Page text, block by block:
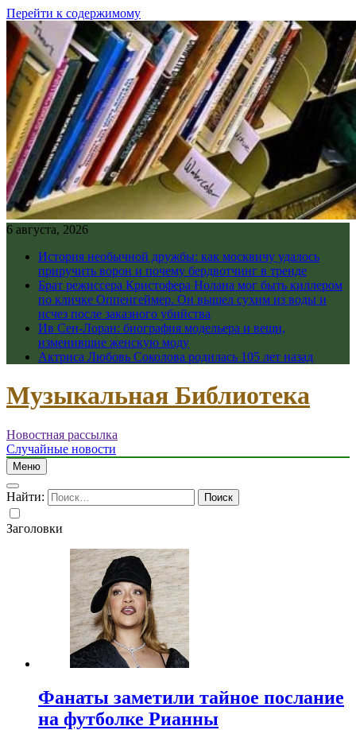
Перейти к содержимому
6 августа, 2026
История необычной дружбы: как москвичу удалось
приручить ворон и почему бердвотчинг в тренде
Брат режиссера Кристофера Нолана мог быть киллером
по кличке Оппенгеймер. Он вышел сухим из воды и
исчез после заказного убийства
Ив Сен-Лоран: биография модельера и вещи,
изменившие женскую моду
Актриса Любовь Соколова родилась 105 лет назад
Музыкальная Библиотека
Новостная рассылка
Случайные новости
Меню
Найти:
Заголовки
Фанаты заметили тайное послание
на футболке Рианны